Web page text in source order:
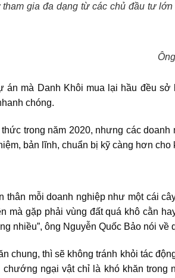
gia đa dạng từ các chủ đầu tư
mà Danh Khôi mua lại hầu đều sở
chóng.
trong năm 2020, nhưng các
bản lĩnh, chuẩn bị kỹ càng hơn cho
thân mỗi doanh nghiệp như một cái
mà gặp phải vùng đất quá khô cằn
nhiều”, ông Nguyễn Quốc Bảo nói về
chung, thì sẽ không tránh khỏi tác
ngại vật chỉ là khó khăn